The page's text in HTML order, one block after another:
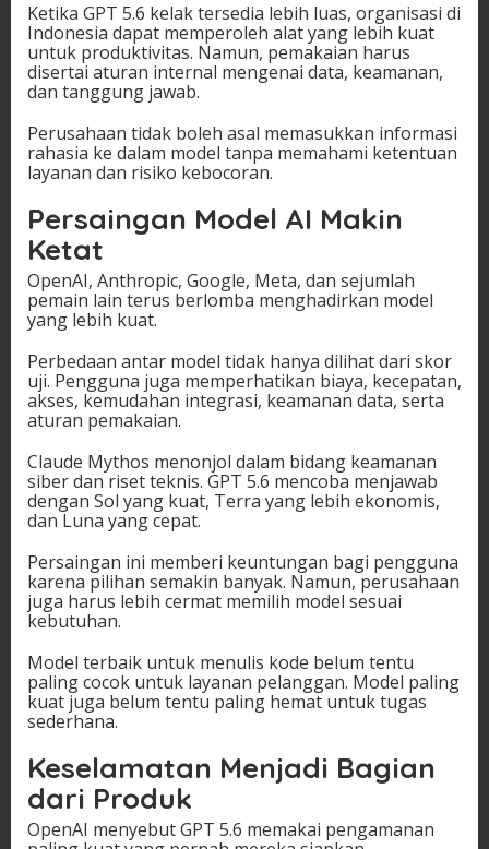
Ketika GPT 5.6 kelak tersedia lebih luas, organisasi di
Indonesia dapat memperoleh alat yang lebih kuat
untuk produktivitas. Namun, pemakaian harus
disertai aturan internal mengenai data, keamanan,
dan tanggung jawab.
Perusahaan tidak boleh asal memasukkan informasi
rahasia ke dalam model tanpa memahami ketentuan
layanan dan risiko kebocoran.
Persaingan Model AI Makin
Ketat
OpenAI, Anthropic, Google, Meta, dan sejumlah
pemain lain terus berlomba menghadirkan model
yang lebih kuat.
Perbedaan antar model tidak hanya dilihat dari skor
uji. Pengguna juga memperhatikan biaya, kecepatan,
akses, kemudahan integrasi, keamanan data, serta
aturan pemakaian.
Claude Mythos menonjol dalam bidang keamanan
siber dan riset teknis. GPT 5.6 mencoba menjawab
dengan Sol yang kuat, Terra yang lebih ekonomis,
dan Luna yang cepat.
Persaingan ini memberi keuntungan bagi pengguna
karena pilihan semakin banyak. Namun, perusahaan
juga harus lebih cermat memilih model sesuai
kebutuhan.
Model terbaik untuk menulis kode belum tentu
paling cocok untuk layanan pelanggan. Model paling
kuat juga belum tentu paling hemat untuk tugas
sederhana.
Keselamatan Menjadi Bagian
dari Produk
OpenAI menyebut GPT 5.6 memakai pengamanan